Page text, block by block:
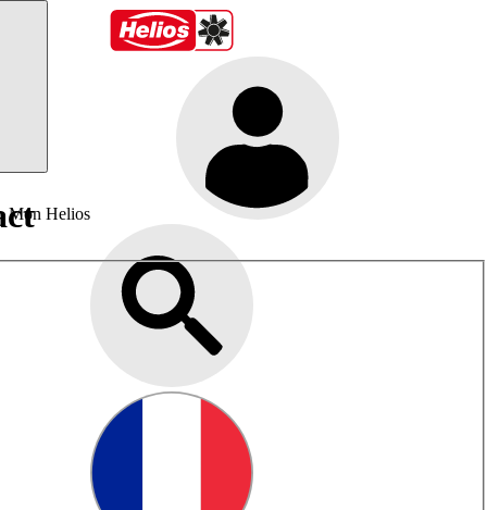
Mon Helios